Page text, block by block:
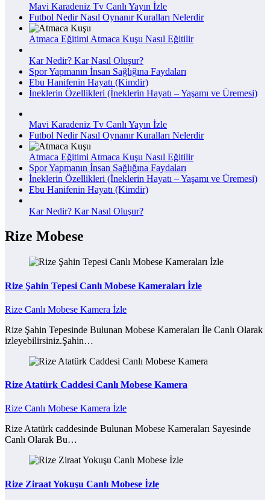
Mavi Karadeniz Tv Canlı Yayın İzle
Futbol Nedir Nasıl Oynanır Kuralları Nelerdir
Atmaca Eğitimi Atmaca Kuşu Nasıl Eğitilir
Kar Nedir? Kar Nasıl Oluşur?
Spor Yapmanın İnsan Sağlığına Faydaları
Ebu Hanifenin Hayatı (Kimdir)
İneklerin Özellikleri (İneklerin Hayatı – Yaşamı ve Üremesi)
Mavi Karadeniz Tv Canlı Yayın İzle
Futbol Nedir Nasıl Oynanır Kuralları Nelerdir
Atmaca Eğitimi Atmaca Kuşu Nasıl Eğitilir
Spor Yapmanın İnsan Sağlığına Faydaları
İneklerin Özellikleri (İneklerin Hayatı – Yaşamı ve Üremesi)
Ebu Hanifenin Hayatı (Kimdir)
Kar Nedir? Kar Nasıl Oluşur?
Rize Mobese
Rize Şahin Tepesi Canlı Mobese Kameraları İzle
Rize Canlı Mobese Kamera İzle
Rize Şahin Tepesinde Bulunan Mobese Kameraları İle Canlı Olarak
izleyebilirsiniz.Şahin…
Rize Atatürk Caddesi Canlı Mobese Kamera
Rize Canlı Mobese Kamera İzle
Rize Atatürk caddesinde Bulunan Mobese Kameraları Sayesinde
Canlı Olarak Bu…
Rize Ziraat Yokuşu Canlı Mobese İzle